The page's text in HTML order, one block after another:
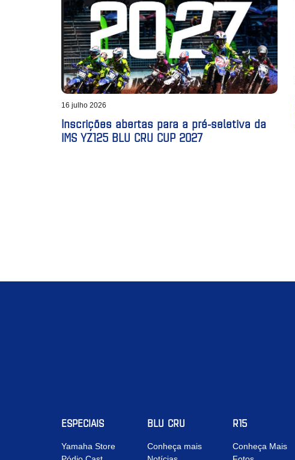
16 julho 2026
Inscrições abertas para a pré-seletiva da
IMS YZ125 BLU CRU CUP 2027
ESPECIAIS
Yamaha Store
BLU CRU
Conheça mais
R15
Conheça Mais